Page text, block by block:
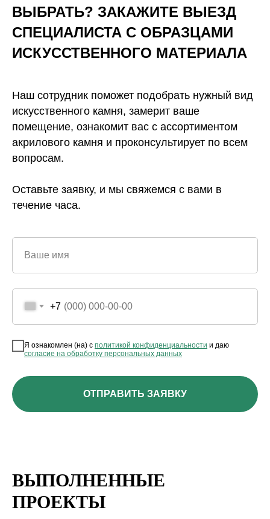
ВЫБРАТЬ? ЗАКАЖИТЕ ВЫЕЗД
СПЕЦИАЛИСТА С ОБРАЗЦАМИ
ИСКУССТВЕННОГО МАТЕРИАЛА
Наш сотрудник поможет подобрать нужный вид
искусственного камня, замерит ваше
помещение, ознакомит вас с ассортиментом
акрилового камня и проконсультирует по всем
вопросам.
Оставьте заявку, и мы свяжемся с вами в
течение часа.
Ваше имя
+7
Я ознакомлен (на) с политикой конфиденциальности и даю
согласие на обработку персональных данных
ОТПРАВИТЬ ЗАЯВКУ
ВЫПОЛНЕННЫЕ
ПРОЕКТЫ